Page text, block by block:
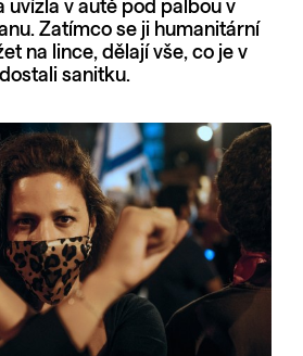
uvízla v autě pod palbou v
Zatímco se ji humanitární
na lince, dělají vše, co je v
sanitku.